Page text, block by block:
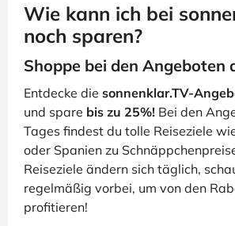
Wie kann ich bei
noch sparen?
Shoppe bei den Angeboten
Entdecke die sonnenklar.TV-
und spare bis zu 25%! Bei den
Tages findest du tolle Reiseziele
oder Spanien zu
Reiseziele ändern sich täglich,
regelmäßig vorbei, um von den
profitieren!